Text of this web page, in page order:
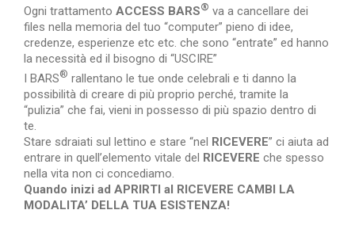
Ogni trattamento ACCESS BARS® va a cancellare dei
files nella memoria del tuo “computer” pieno di idee,
credenze, esperienze etc etc. che sono “entrate” ed hanno
la necessità ed il bisogno di “USCIRE”
I BARS® rallentano le tue onde celebrali e ti danno la
possibilità di creare di più proprio perché, tramite la
“pulizia” che fai, vieni in possesso di più spazio dentro di
te.
Stare sdraiati sul lettino e stare “nel RICEVERE” ci aiuta ad
entrare in quell’elemento vitale del RICEVERE che spesso
nella vita non ci concediamo.
Quando inizi ad APRIRTI al RICEVERE CAMBI LA
MODALITA’ DELLA TUA ESISTENZA!